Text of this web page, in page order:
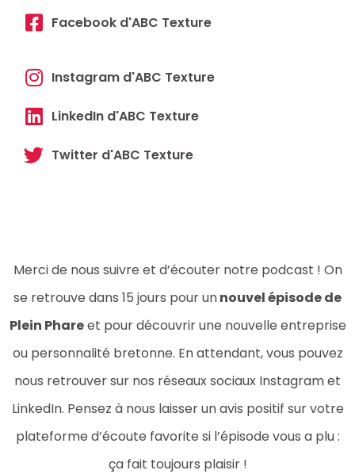
Facebook d'ABC Texture
Instagram d'ABC Texture
LinkedIn d'ABC Texture
Twitter d'ABC Texture
Merci de nous suivre et d’écouter notre podcast ! On
se retrouve dans 15 jours pour unnouvel épisode de
Plein Phareet pour découvrir une nouvelle entreprise
ou personnalité bretonne. En attendant, vous pouvez
nous retrouver sur nos réseaux sociaux Instagram et
LinkedIn. Pensez à nous laisser un avis positif sur votre
plateforme d’écoute favorite si l’épisode vous a plu :
ça fait toujours plaisir !